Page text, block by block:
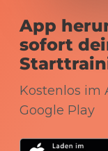
App
sofort
Kostenlos im
Google Play